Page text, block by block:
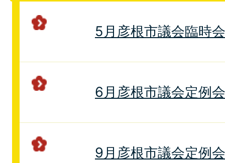
5月彦根市議会臨時
6月彦根市議会定例
9月彦根市議会定例